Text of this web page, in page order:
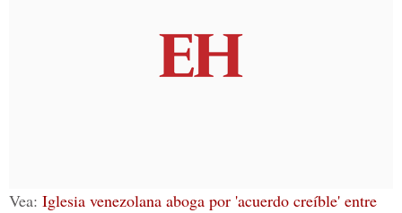
Vea: Iglesia venezolana aboga por 'acuerdo creíble' entre